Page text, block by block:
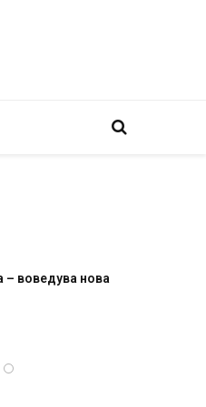
починаа од повредите во